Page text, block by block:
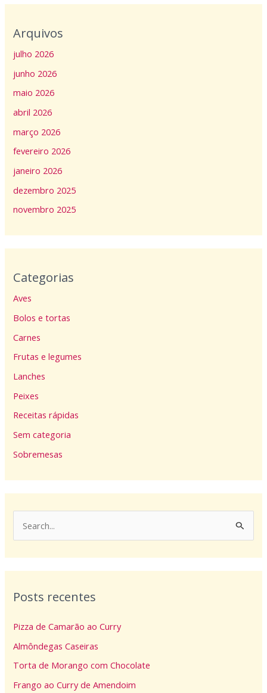
Arquivos
julho 2026
junho 2026
maio 2026
abril 2026
março 2026
fevereiro 2026
janeiro 2026
dezembro 2025
novembro 2025
Categorias
Aves
Bolos e tortas
Carnes
Frutas e legumes
Lanches
Peixes
Receitas rápidas
Sem categoria
Sobremesas
e
s
u
s
a
r
p
Posts recentes
Pizza de Camarão ao Curry
Almôndegas Caseiras
Torta de Morango com Chocolate
Frango ao Curry de Amendoim